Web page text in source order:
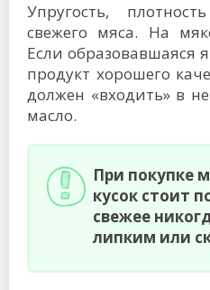
Упругость,
свежего мяса. На
Если образовавшаяся
продукт хорошего
должен «входить» в
масло.
При покупке
кусок стоит
свежее
липким или